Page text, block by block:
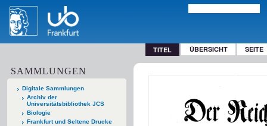
TITEL ÜBERSICHT SEITE
SAMMLUNGEN
Digitale Sammlungen
Archiv der
Universitätsbibliothek JCS
Biologie
Frankfurt und Seltene Drucke